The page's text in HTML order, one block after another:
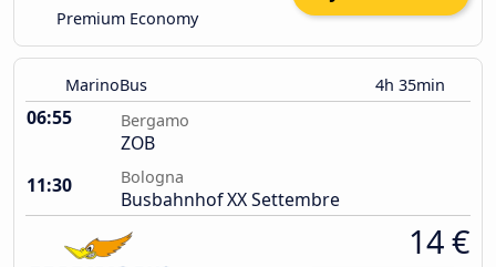
Premium Economy
MarinoBus 4h 35min
06:55 Bergamo
ZOB
11:30
Bologna
Busbahnhof XX Settembre
14 €